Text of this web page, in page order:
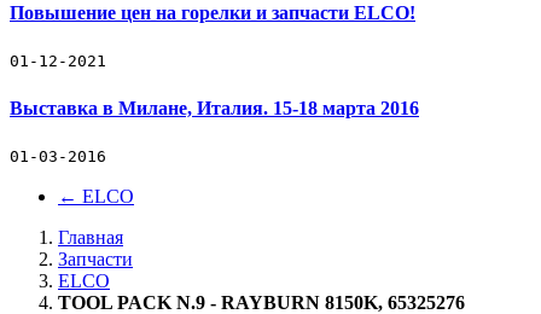
Повышение цен на горелки и запчасти ELCO!
01-12-2021
Выставка в Милане, Италия. 15-18 марта 2016
01-03-2016
← ELCO
Главная
Запчасти
ELCO
TOOL PACK N.9 - RAYBURN 8150K, 65325276